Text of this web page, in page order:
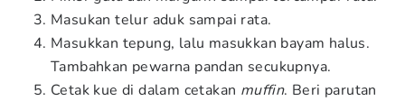
Masukan telur aduk sampai rata.
Masukkan tepung, lalu masukkan bayam halus.
Tambahkan pewarna pandan secukupnya.
Cetak kue di dalam cetakan muffin. Beri parutan